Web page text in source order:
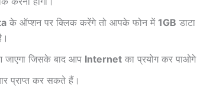
के ऑप्शन पर क्लिक करेंगे तो आपके फोन में 1GB डाटा
जाएगा जिसके बाद आप Internet का प्रयोग कर
प्राप्त कर सकते हैं।